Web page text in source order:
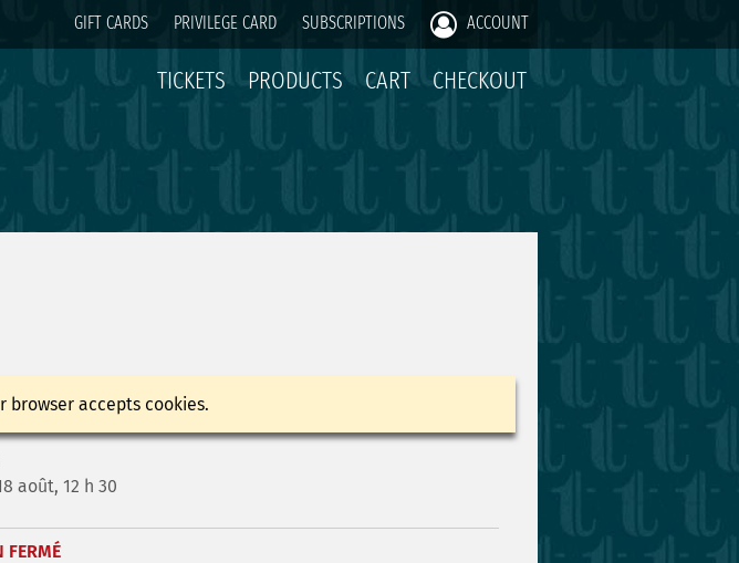
GIFT CARDS PRIVILEGE CARD SUBSCRIPTIONS ACCOUNT
TICKETS PRODUCTS CART CHECKOUT
browser accepts cookies.
août, 12 h 30
FERMÉ